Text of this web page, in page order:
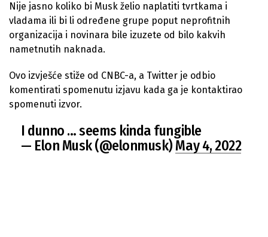
Nije jasno koliko bi Musk želio naplatiti tvrtkama i
vladama ili bi li određene grupe poput neprofitnih
organizacija i novinara bile izuzete od bilo kakvih
nametnutih naknada.
Ovo izvješće stiže od CNBC-a, a Twitter je odbio
komentirati spomenutu izjavu kada ga je kontaktirao
spomenuti izvor.
I dunno … seems kinda fungible
— Elon Musk (@elonmusk)May 4, 2022